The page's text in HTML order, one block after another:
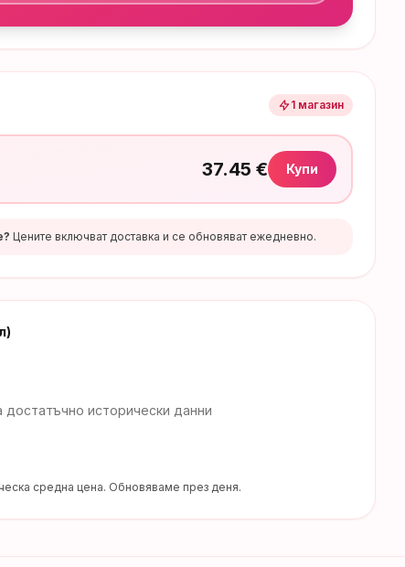
1 магазин
37.45 € Купи
Цените включват доставка и се обновяват ежедневно.
достатъчно исторически данни
средна цена. Обновяваме през деня.